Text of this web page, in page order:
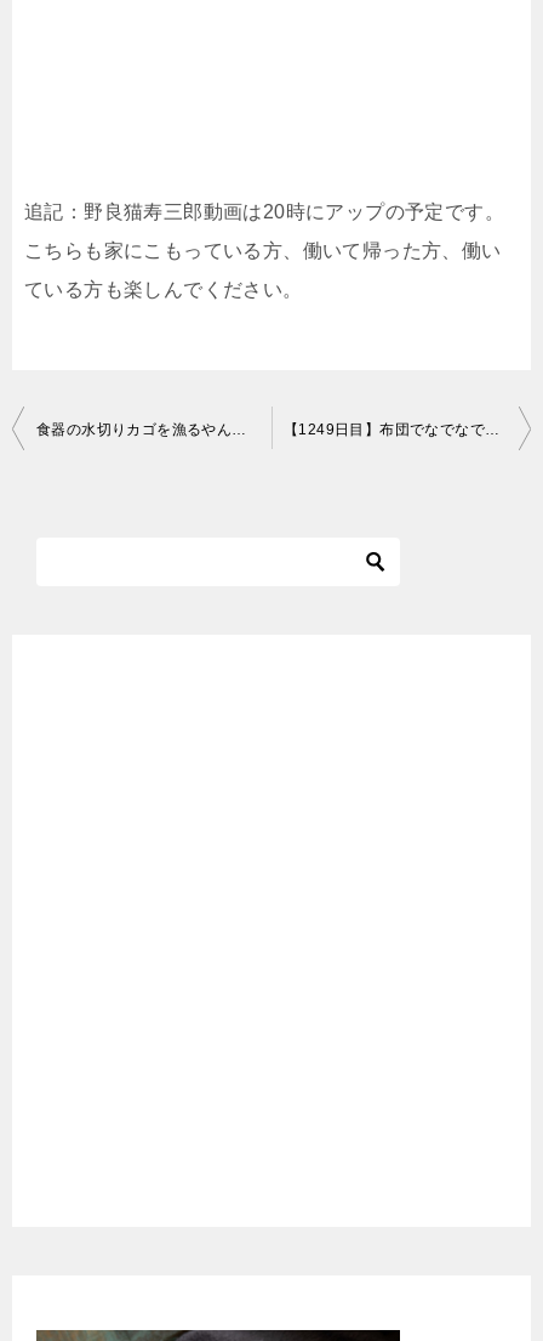
追記：野良猫寿三郎動画は20時にアップの予定です。
こちらも家にこもっている方、働いて帰った方、働い
ている方も楽しんでください。
投
食器の水切りカゴを漁るやんちゃな黒猫。 A naughty black cat exploring the drainer basket of tableware. 【1249日目】布団でなでなでにゃ～な猫【かわいい・面白い】～The growth record of my cute cat, Nike day 1249